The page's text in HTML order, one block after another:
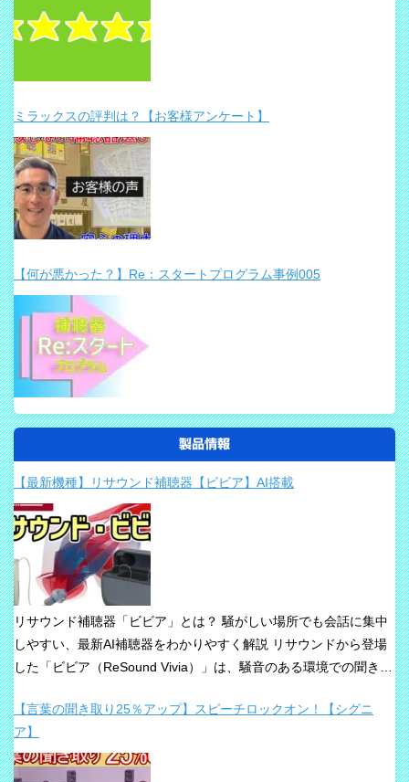
ミラックスの評判は？【お客様アンケート】
【何が悪かった？】Re：スタートプログラム事例005
製品情報
【最新機種】リサウンド補聴器【ビビア】AI搭載
リサウンド補聴器「ビビア」とは？ 騒がしい場所でも会話に集中
しやすい、最新AI補聴器をわかりやすく解説 リサウンドから登場
した「ビビア（ReSound Vivia）」は、騒音のある環境での聞き取
「騒音下でも鮮やかな聞き取り」、「世界最小AI補聴器」、
「Auracast標準搭載」が主な特長です。 ビビアが目指している
のは、単純な増幅だけではありません。 周囲の音の中から、聞き
【言葉の聞き取り25％アップ】スピーチロックオン！【シグニ
ア】